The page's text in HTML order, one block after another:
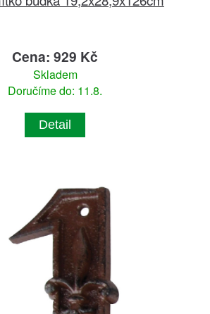
Cena: 929 Kč
Skladem
Doručíme do: 11.8.
Detail